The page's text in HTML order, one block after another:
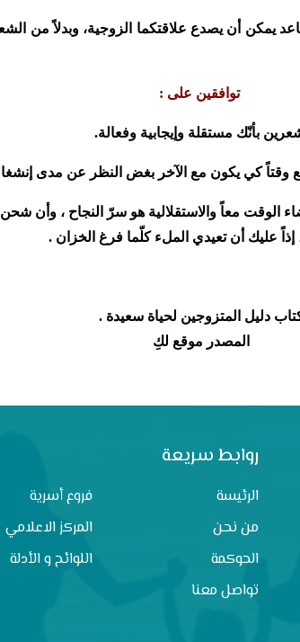
يمكن أن يصدع علاقتكما الزوجية، وبدلاً من
توافقين على :
بأنّك مستقلة وإيجابية وفعالة.
وقتاً كي يكون مع الآخر بغض النظر عن مدى
الوقت معاً والاستقلالية هو سرّ النجاح ، وأن شحن
إذاً عليك أن تعيدي الملء كلّما فرغ الخزان .
دليل المتزوجين لحياة سعيدة .
المصدر موقع لكِ
روابط سريعة
الرئيسة
فروع أسرية
من نحن
المركز الاعلامي
الحوكمة
اللوائح و الأدلة
تواصل معنا